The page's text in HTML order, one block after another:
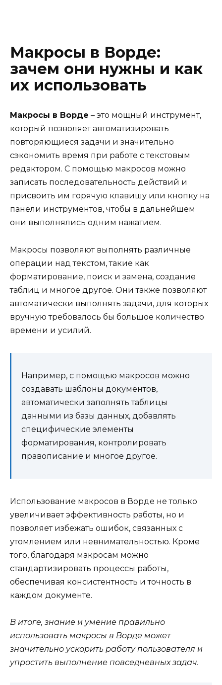
Макросы в Ворде:
зачем они нужны и как
их использовать
Макросы в Ворде – это мощный инструмент,
который позволяет автоматизировать
повторяющиеся задачи и значительно
сэкономить время при работе с текстовым
редактором. С помощью макросов можно
записать последовательность действий и
присвоить им горячую клавишу или кнопку на
панели инструментов, чтобы в дальнейшем
они выполнялись одним нажатием.
Макросы позволяют выполнять различные
операции над текстом, такие как
форматирование, поиск и замена, создание
таблиц и многое другое. Они также позволяют
автоматически выполнять задачи, для которых
вручную требовалось бы большое количество
времени и усилий.
Например, с помощью макросов можно
создавать шаблоны документов,
автоматически заполнять таблицы
данными из базы данных, добавлять
специфические элементы
форматирования, контролировать
правописание и многое другое.
Использование макросов в Ворде не только
увеличивает эффективность работы, но и
позволяет избежать ошибок, связанных с
утомлением или невнимательностью. Кроме
того, благодаря макросам можно
стандартизировать процессы работы,
обеспечивая консистентность и точность в
каждом документе.
В итоге, знание и умение правильно
использовать макросы в Ворде может
значительно ускорить работу пользователя и
упростить выполнение повседневных задач.